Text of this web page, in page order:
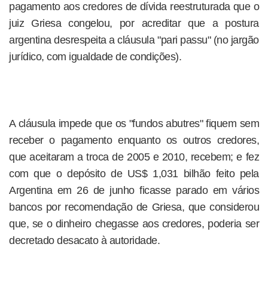
pagamento aos credores de dívida reestruturada que o
juiz Griesa congelou, por acreditar que a postura
argentina desrespeita a cláusula "pari passu" (no jargão
jurídico, com igualdade de condições).
A cláusula impede que os "fundos abutres" fiquem sem
receber o pagamento enquanto os outros credores,
que aceitaram a troca de 2005 e 2010, recebem; e fez
com que o depósito de US$ 1,031 bilhão feito pela
Argentina em 26 de junho ficasse parado em vários
bancos por recomendação de Griesa, que considerou
que, se o dinheiro chegasse aos credores, poderia ser
decretado desacato à autoridade.